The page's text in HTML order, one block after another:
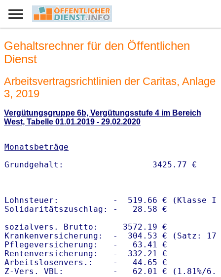
Gehaltsrechner für den Öffentlichen
Dienst
Arbeitsvertragsrichtlinien der Caritas, Anlage
3, 2019
Vergütungsgruppe 6b, Vergütungsstufe 4 im Bereich
West, Tabelle 01.01.2019 - 29.02.2020
Monatsbeträge
Lohnsteuer:           -  519.66 € (Klasse I)
Solidaritätszuschlag: -   28.58 €
sozialvers. Brutto:     3572.19 €
Krankenversicherung:  -  304.53 € (Satz:
Pflegeversicherung:   -   63.41 €
Rentenversicherung:   -  332.21 €
Arbeitslosenvers.:    -   44.65 €
Z-Vers. VBL:          -   62.01 € ( 1.81%/